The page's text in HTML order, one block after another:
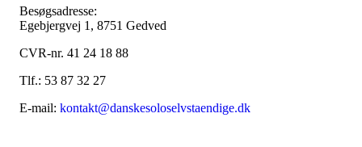
Besøgsadresse:
Egebjergvej 1, 8751 Gedved
CVR-nr. 41 24 18 88
Tlf.: 53 87 32 27
E-mail: kontakt@danskesoloselvstaendige.dk